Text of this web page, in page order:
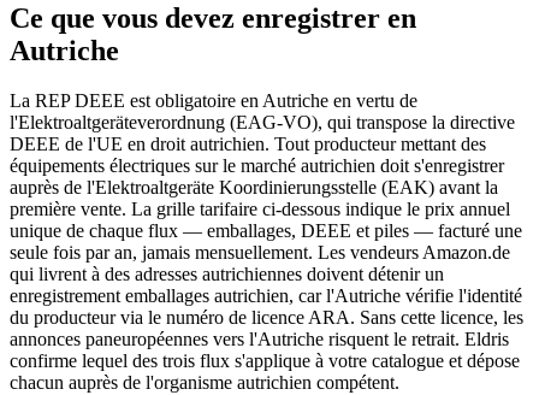
Ce que vous devez enregistrer en
Autriche
La REP DEEE est obligatoire en Autriche en vertu de
l'Elektroaltgeräteverordnung (EAG-VO), qui transpose la directive
DEEE de l'UE en droit autrichien. Tout producteur mettant des
équipements électriques sur le marché autrichien doit s'enregistrer
auprès de l'Elektroaltgeräte Koordinierungsstelle (EAK) avant la
première vente. La grille tarifaire ci-dessous indique le prix annuel
unique de chaque flux — emballages, DEEE et piles — facturé une
seule fois par an, jamais mensuellement. Les vendeurs Amazon.de
qui livrent à des adresses autrichiennes doivent détenir un
enregistrement emballages autrichien, car l'Autriche vérifie l'identité
du producteur via le numéro de licence ARA. Sans cette licence, les
annonces paneuropéennes vers l'Autriche risquent le retrait. Eldris
confirme lequel des trois flux s'applique à votre catalogue et dépose
chacun auprès de l'organisme autrichien compétent.